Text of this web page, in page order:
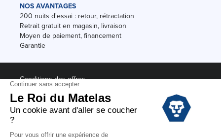
NOS AVANTAGES
200 nuits d'essai : retour, rétractation
Retrait gratuit en magasin, livraison
Moyen de paiement, financement
Garantie
Conditions des offres
Black Friday
Destockage
Soldes